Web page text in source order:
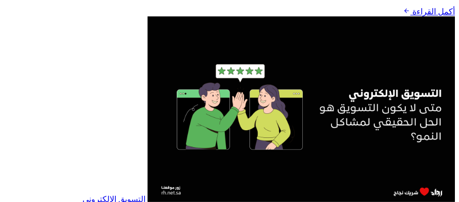
أكمل القراءة
التسويق الإلكتروني